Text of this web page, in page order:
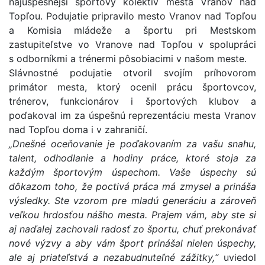
Topľou. Podujatie pripravilo mesto Vranov nad Topľou
a Komisia mládeže a športu pri Mestskom
zastupiteľstve vo Vranove nad Topľou v spolupráci
s odborníkmi a trénermi pôsobiacimi v našom meste.
Slávnostné podujatie otvoril svojím príhovorom
primátor mesta, ktorý ocenil prácu športovcov,
trénerov, funkcionárov i športových klubov a
poďakoval im za úspešnú reprezentáciu mesta Vranov
nad Topľou doma i v zahraničí.
„Dnešné oceňovanie je poďakovaním za vašu snahu,
talent, odhodlanie a hodiny práce, ktoré stoja za
každým športovým úspechom. Vaše úspechy sú
dôkazom toho, že poctivá práca má zmysel a prináša
výsledky. Ste vzorom pre mladú generáciu a zároveň
veľkou hrdosťou nášho mesta. Prajem vám, aby ste si
aj naďalej zachovali radosť zo športu, chuť prekonávať
nové výzvy a aby vám šport prinášal nielen úspechy,
ale aj priateľstvá a nezabudnuteľné zážitky,“uviedol